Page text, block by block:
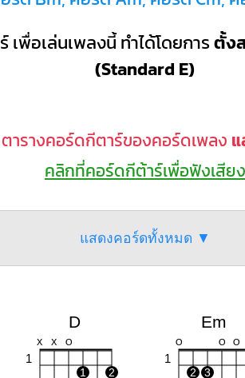
เพื่อเล่นเพลงนี้ ทำได้โดยการตั้ง
(Standard E)
ตารางคอร์ดกีตาร์ของคอร์ดเพลง
คลิกที่คอร์ดกีต้าร์เพื่อฟังเสียง
แสดงคอร์ดทั้งหมด ▼
D
X X O
1
1
2
Em
O O O
1
2 3